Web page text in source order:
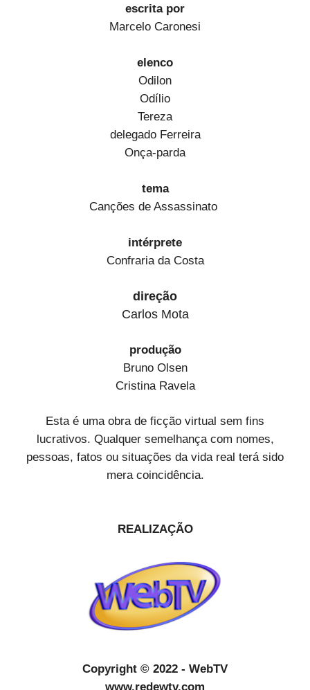
escrita por
Marcelo Caronesi
elenco
Odilon
Odílio
Tereza
delegado Ferreira
Onça-parda
tema
Canções de Assassinato
intérprete
Confraria da Costa
direção
Carlos Mota
produção
Bruno Olsen
Cristina Ravela
Esta é uma obra de ficção virtual sem fins
lucrativos. Qualquer semelhança com nomes,
pessoas, fatos ou situações da vida real terá sido
mera coincidência.
REALIZAÇÃO
Copyright © 2022 - WebTV
www.redewtv.com